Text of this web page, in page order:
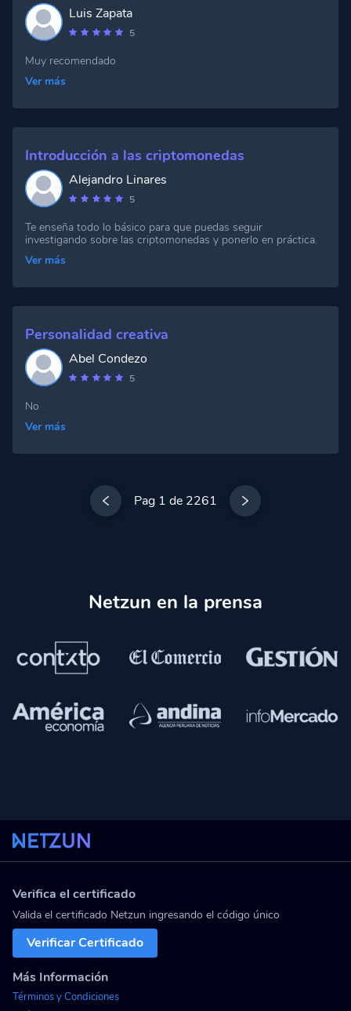
Luis Zapata
5
Muy recomendado
Ver más
Introducción a las criptomonedas
Alejandro Linares
5
Te enseña todo lo básico para que puedas seguir
investigando sobre las criptomonedas y ponerlo en práctica.
Ver más
Personalidad creativa
Abel Condezo
5
No
Ver más
Pag 1 de 2261
Netzun en la prensa
Verifica el certificado
Valida el certificado Netzun ingresando el código único
Verificar Certificado
Más Información
Términos y Condiciones